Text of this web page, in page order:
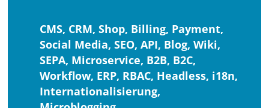
CMS, CRM, Shop, Billing, Payment,
Social Media, SEO, API, Blog, Wiki,
SEPA, Microservice, B2B, B2C,
Workflow, ERP, RBAC, Headless, i18n,
Internationalisierung,